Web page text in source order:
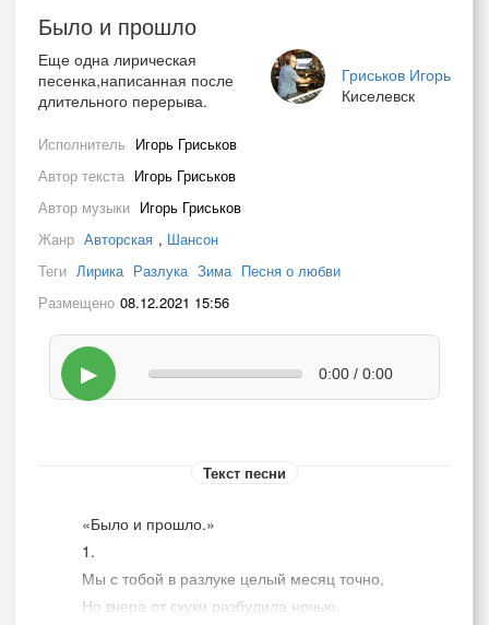
Было и прошло
Гриськов Игорь
Киселевск
Еще одна лирическая
песенка,написанная после
длительного перерыва.
Исполнитель Игорь Гриськов
Автор текста Игорь Гриськов
Автор музыки Игорь Гриськов
Жанр Авторская , Шансон
Теги Лирика Разлука Зима Песня о любви
Размещено 08.12.2021 15:56
▶ 0:00 / 0:00
Текст песни
«Было и прошло.»
1.
Мы с тобой в разлуке целый месяц точно,
Но вчера от скуки разбудила ночью.